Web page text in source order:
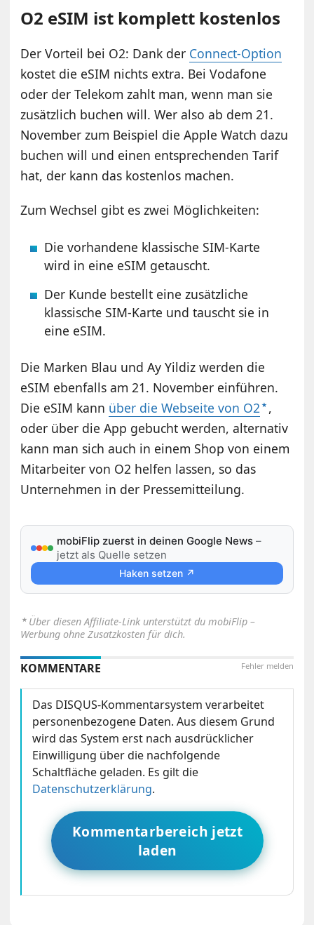
O2 eSIM ist komplett kostenlos
Der Vorteil bei O2: Dank der Connect-Option
kostet die eSIM nichts extra. Bei Vodafone
oder der Telekom zahlt man, wenn man sie
zusätzlich buchen will. Wer also ab dem 21.
November zum Beispiel die Apple Watch dazu
buchen will und einen entsprechenden Tarif
hat, der kann das kostenlos machen.
Zum Wechsel gibt es zwei Möglichkeiten:
Die vorhandene klassische SIM-Karte
wird in eine eSIM getauscht.
Der Kunde bestellt eine zusätzliche
klassische SIM-Karte und tauscht sie in
eine eSIM.
Die Marken Blau und Ay Yildiz werden die
eSIM ebenfalls am 21. November einführen.
Die eSIM kann über die Webseite von O2 ,
oder über die App gebucht werden, alternativ
kann man sich auch in einem Shop von einem
Mitarbeiter von O2 helfen lassen, so das
Unternehmen in der Pressemitteilung.
mobiFlip zuerst in deinen Google News –
jetzt als Quelle setzen
Haken setzen ↗
⋆ Über diesen Affiliate-Link unterstützt du mobiFlip –
Werbung ohne Zusatzkosten für dich.
Fehler melden
KOMMENTARE
Das DISQUS-Kommentarsystem verarbeitet
personenbezogene Daten. Aus diesem Grund
wird das System erst nach ausdrücklicher
Einwilligung über die nachfolgende
Schaltfläche geladen. Es gilt die
Datenschutzerklärung.
Kommentarbereich jetzt
laden